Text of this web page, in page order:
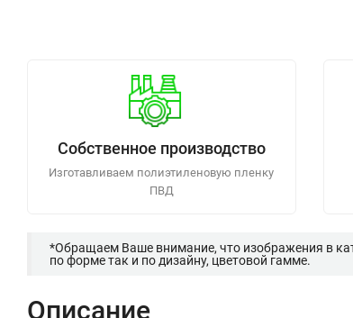
Собственное производство
Изготавливаем полиэтиленовую пленку
ПВД
*Обращаем Ваше внимание, что изображения в
по форме так и по дизайну, цветовой гамме.
Описание